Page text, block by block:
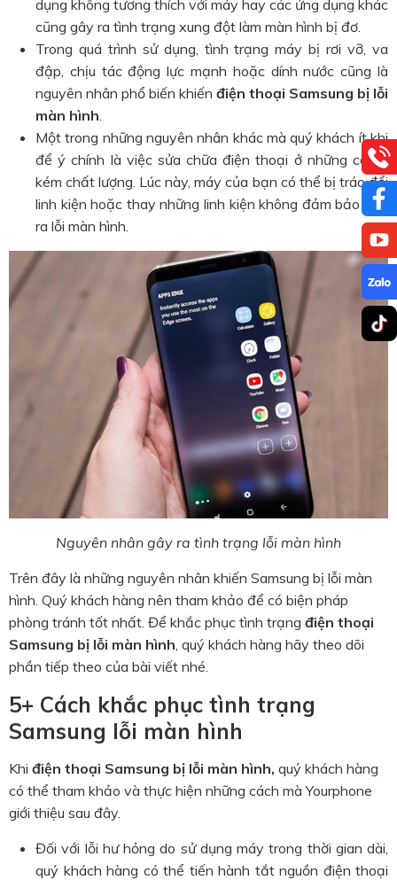
dụng không tương thích với máy hay các ứng dụng khác
cũng gây ra tình trạng xung đột làm màn hình bị đơ.
Trong quá trình sử dụng, tình trạng máy bị rơi vỡ, va
đập, chịu tác động lực mạnh hoặc dính nước cũng là
nguyên nhân phổ biến khiến điện thoại Samsung bị lỗi
màn hình.
Một trong những nguyên nhân khác mà quý khách ít khi
để ý chính là việc sửa chữa điện thoại ở những cơ sở
kém chất lượng. Lúc này, máy của bạn có thể bị tráo đổi
linh kiện hoặc thay những linh kiện không đảm bảo gây
ra lỗi màn hình.
Nguyên nhân gây ra tình trạng lỗi màn hình
Trên đây là những nguyên nhân khiến Samsung bị lỗi màn
hình. Quý khách hàng nên tham khảo để có biện pháp
phòng tránh tốt nhất. Để khắc phục tình trạng điện thoại
Samsung bị lỗi màn hình , quý khách hàng hãy theo dõi
phần tiếp theo của bài viết nhé.
5+ Cách khắc phục tình trạng
Samsung lỗi màn hình
Khi điện thoại Samsung bị lỗi màn hình, quý khách hàng
có thể tham khảo và thực hiện những cách mà Yourphone
giới thiệu sau đây.
Đối với lỗi hư hỏng do sử dụng máy trong thời gian dài,
quý khách hàng có thể tiến hành tắt nguồn điện thoại